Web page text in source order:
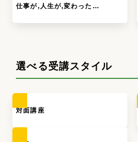
仕事が,人生が,変わった…
選べる受講スタイル
対面講座